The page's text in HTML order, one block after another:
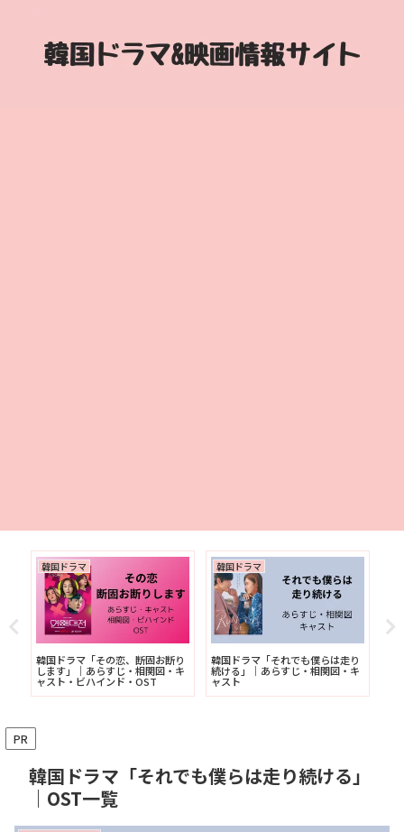
韓国ドラマ
韓国ドラマ「その恋、断固お断り
します」｜あらすじ・相関図・キ
ャスト・ビハインド・OST
韓国ドラマ
韓国ドラマ「それでも僕らは走り
続ける」｜あらすじ・相関図・キ
ャスト
PR
韓国ドラマ「それでも僕らは走り続ける」
｜OST一覧